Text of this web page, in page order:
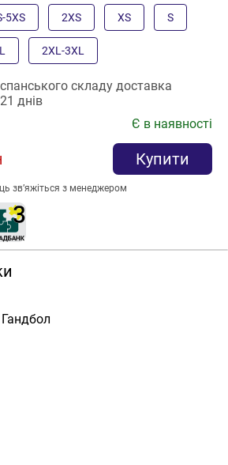
5XS 2XS XS S
2XL-3XL
складу доставка
днів
Є в наявності
Купити
зв’яжіться з менеджером